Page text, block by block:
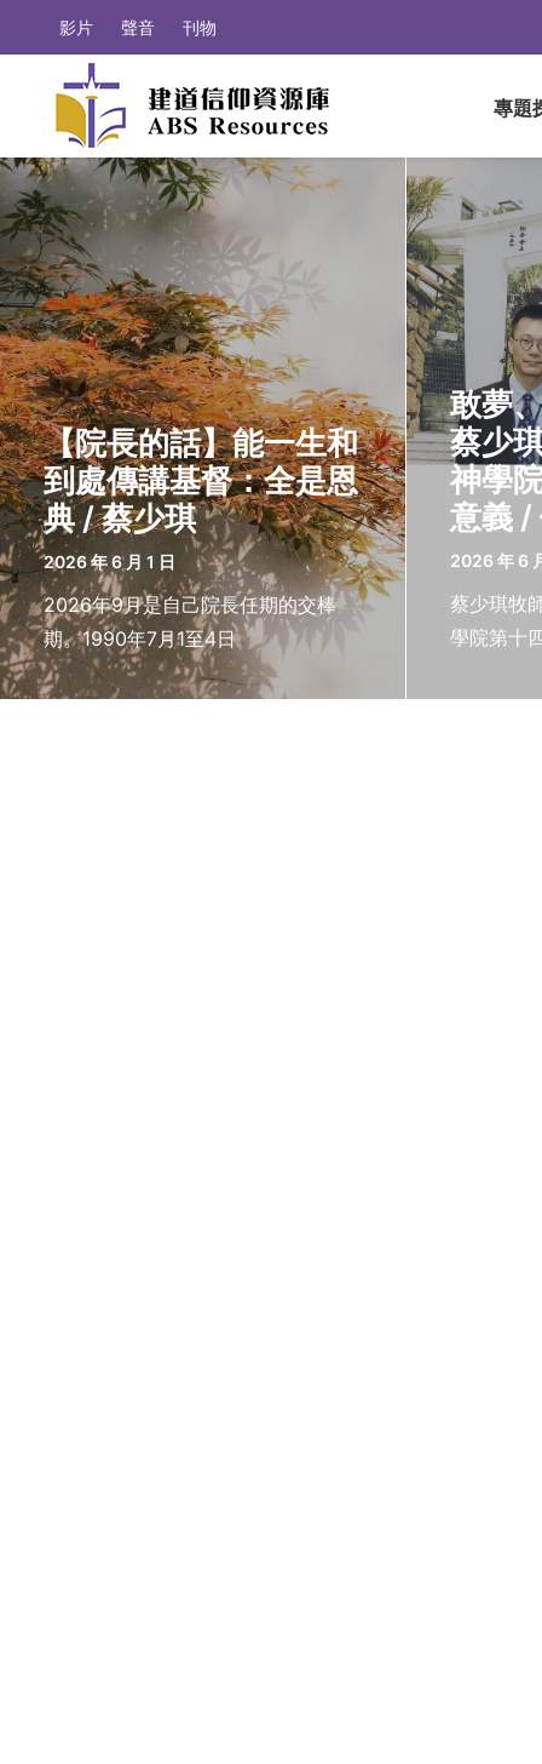
影片 聲音 刊物
專題
【院長的話】能一生和
到處傳講基督：全是恩
典 / 蔡少琪
2026 年 6 月 1 日
2026年9月是自己院長任期的交棒
期。1990年7月1至4日
敢夢
蔡少
神學
意義 /
2026 年 6
蔡少琪牧
學院第十